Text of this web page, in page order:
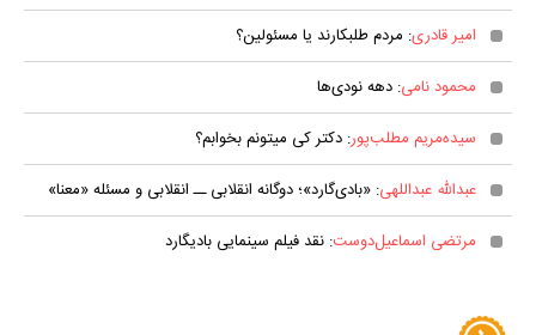
امیر قادری: مردم طلبکارند یا مسئولین؟
محمود نامی: دهه نودی‌ها
سیده‌مریم مطلب‌پور: دکتر کی میتونم بخوابم؟
عبدالله عبداللهی: «بادی‌گارد»؛ دوگانه انقلابی ــ انقلابی و مسئله «معنا»
مرتضی اسماعیل‌دوست: نقد فیلم سینمایی بادیگارد